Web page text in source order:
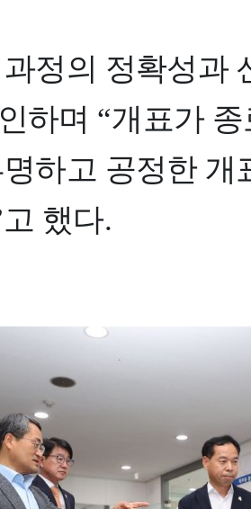
정의 정확성과
하며 “개표가
하고 공정한
고 했다.